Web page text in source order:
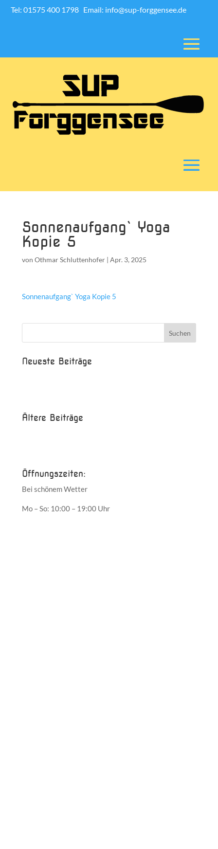
Tel: 01575 400 1798 Email: info@sup-forggensee.de
Sonnenaufgang` Yoga
Kopie 5
von Othmar Schluttenhofer| Apr. 3, 2025
Sonnenaufgang` Yoga Kopie 5
Neueste Beiträge
Ältere Beiträge
Öffnungszeiten:
Bei schönem Wetter
Mo – So: 10:00 – 19:00 Uhr